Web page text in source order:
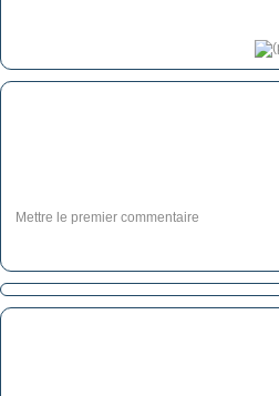
Mettre le premier commentaire